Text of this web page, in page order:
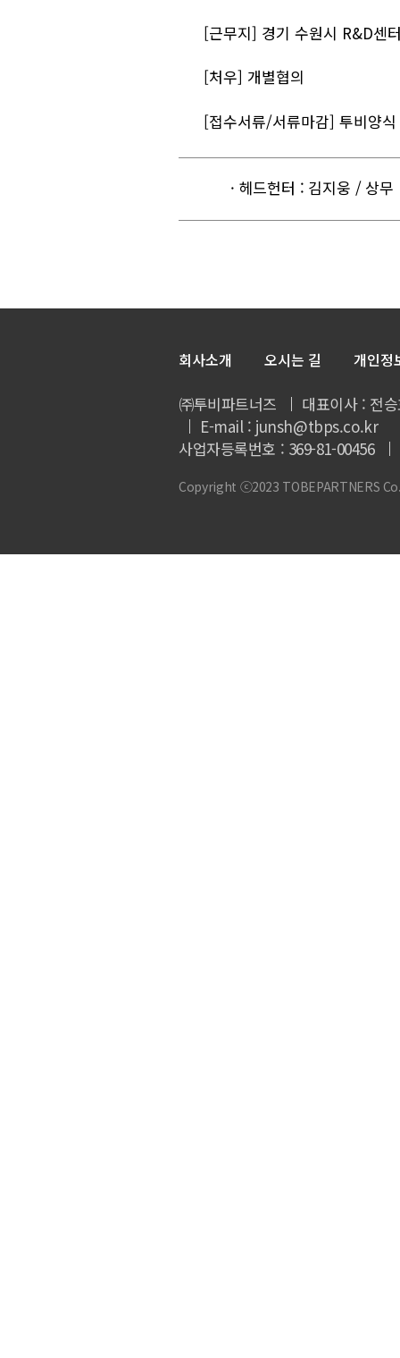
[근무지] 경기 수원시 R&D센
[처우] 개별협의
[접수서류/서류마감] 투비양
· 헤드헌터 : 김지웅 / 상무
회사소개 오시는 길 개인정
㈜투비파트너즈
대표이사 : 전
E-mail : junsh@tbps.co.kr
사업자등록번호 : 369-81-00456
Copyright ⓒ2023 TOBEPARTNERS